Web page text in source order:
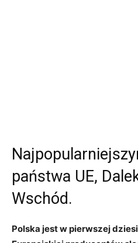
państwa UE,
Wschód.
Polska jest w pierwszej